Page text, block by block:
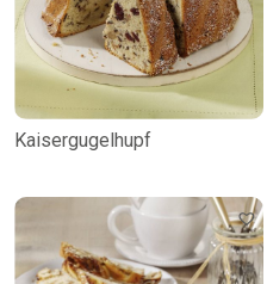
Kaisergugelhupf